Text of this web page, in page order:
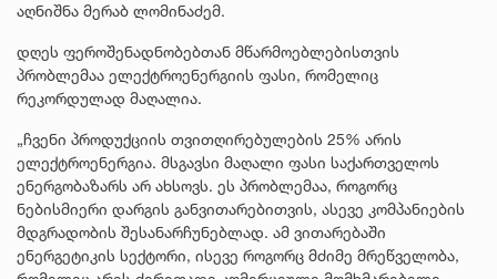
აღნიშნა მერაბ ლომინაძემ.
დღეს ფეროშენადნობებთან მწარმოებლებისთვის
პრობლემაა ელექტროენერგიის ფასი, რომელიც
რეკორდულად მაღალია.
„ჩვენი პროდუქციის თვითღირებულების 25% არის
ელექტროენერგია. მსგავსი მაღალი ფასი საქართველოს
ენერგობაზარს არ ახსოვს. ეს პრობლემაა, როგორც
ნებისმიერი დარგის განვითარებითვის, ასევე კომპანიების
მდგრადობის შესანარჩუნებლად. ამ ვითარებაში
ენერგეტიკის სექტორი, ისევე როგორც მძიმე მრეწველობა,